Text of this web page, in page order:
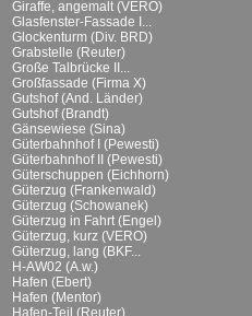
Giraffe, angemalt (VERO)
Glasfenster-Fassade I...
Glockenturm (Div. BRD)
Grabstelle (Reuter)
Große Talbrücke II...
Großfassade (Firma X)
Gutshof (And. Länder)
Gutshof (Brandt)
Gänsewiese (Sina)
Güterbahnhof I (Pewesti)
Güterbahnhof II (Pewesti)
Güterschuppen (Eichhorn)
Güterzug (Frankenwald)
Güterzug (Schowanek)
Güterzug in Fahrt (Engel)
Güterzug, kurz (VERO)
Güterzug, lang (BKF...
H-AW02 (A.w.)
Hafen (Ebert)
Hafen (Mentor)
Hafen-Teil (Reuter)